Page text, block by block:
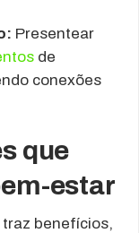
Presentear
de
conexões
que
estar
benefícios,